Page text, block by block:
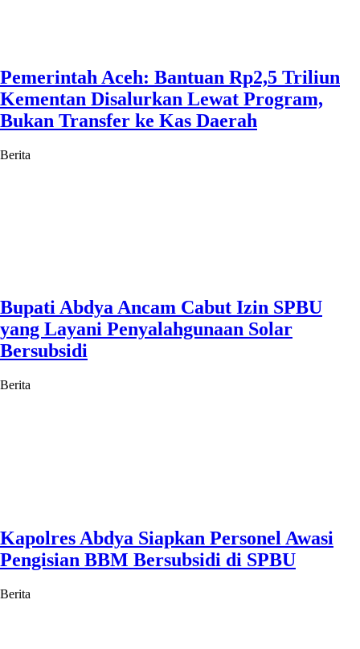
Pemerintah Aceh: Bantuan Rp2,5 Triliun
Kementan Disalurkan Lewat Program,
Bukan Transfer ke Kas Daerah
Berita
Bupati Abdya Ancam Cabut Izin SPBU
yang Layani Penyalahgunaan Solar
Bersubsidi
Berita
Kapolres Abdya Siapkan Personel Awasi
Pengisian BBM Bersubsidi di SPBU
Berita